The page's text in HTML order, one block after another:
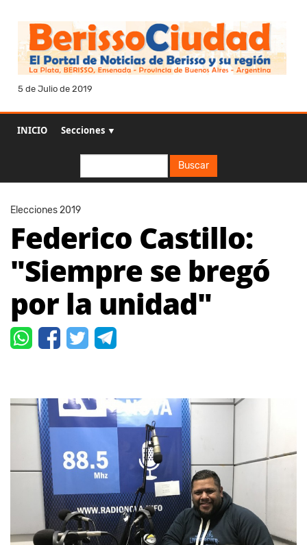
5 de Julio de 2019
INICIO Secciones ▼
Buscar
Elecciones 2019
Federico Castillo:
"Siempre se bregó
por la unidad"